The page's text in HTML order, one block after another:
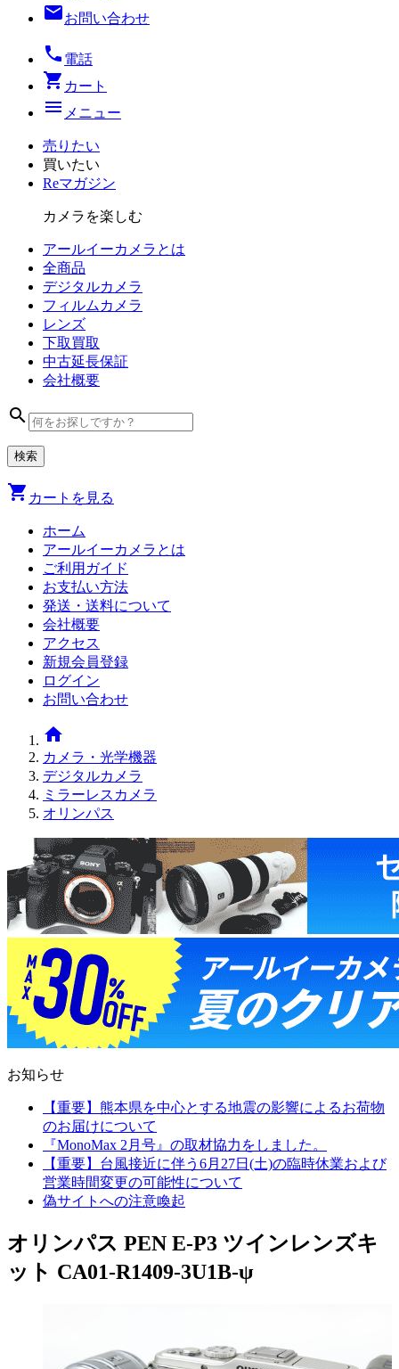
mailお問い合わせ
local_phone 電話
shopping_cart カート
menu メニュー
売りたい
買いたい
Reマガジン
カメラを楽しむ
アールイーカメラとは
全商品
デジタルカメラ
フィルム カメラ
レンズ
下取買取
中古延長保証
会社概要
search
shopping_cart カートを見る
ホーム
アールイーカメラとは
ご利用ガイド
お支払い方法
発送・送料について
会社概要
アクセス
新規会員登録
ログイン
お問い合わせ
home
カメラ・光学機器
デジタルカメラ
ミラーレスカメラ
オリンパス
お知らせ
【重要】熊本県を中心とする地震の影響によるお荷物
のお届けについて
『MonoMax 2月号』の取材協力をしました。
【重要】台風接近に伴う6月27日(土)の臨時休業および
営業時間変更の可能性について
偽サイトへの注意喚起
オリンパス PEN E-P3 ツインレンズキ
ット CA01-R1409-3U1B-ψ